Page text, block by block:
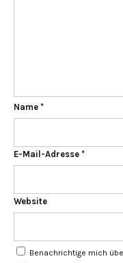
Name *
E-Mail-Adresse *
Website
Benachrichtige mich